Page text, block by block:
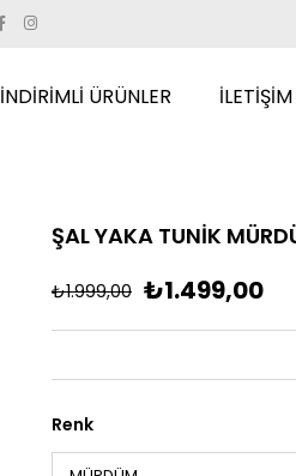
İNDİRİMLİ ÜRÜNLER İLETİŞİM
ŞAL YAKA TUNİK
₺1.999,00 ₺1.499,00
Renk